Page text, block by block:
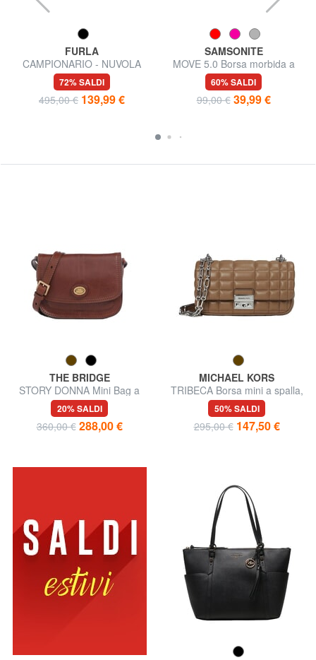
FURLA
CAMPIONARIO - NUVOLA
Borsa semirigida in pelle
72% SALDI
495,00 € 139,99 €
SAMSONITE
MOVE 5.0 Borsa morbida a
tracolla
60% SALDI
99,00 € 39,99 €
THE BRIDGE
STORY DONNA Mini Bag a
tracolla, in pelle
20% SALDI
360,00 € 288,00 €
MICHAEL KORS
TRIBECA Borsa mini a spalla,
in pelle
50% SALDI
295,00 € 147,50 €